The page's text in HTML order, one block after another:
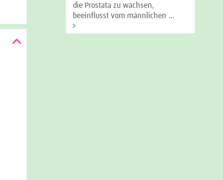
die Prostata zu wachsen,
beeinflusst vom männlichen ...